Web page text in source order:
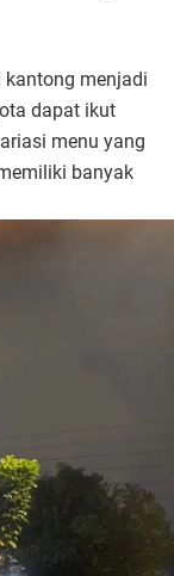
kantong menjadi
dapat ikut
menu yang
banyak